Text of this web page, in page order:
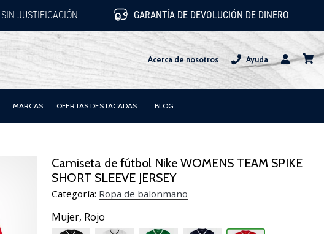
SIN JUSTIFICACIÓN GARANTÍA DE DEVOLUCIÓN DE DINERO
Acerca de nosotros
Ayuda
Usuario
MARCAS OFERTAS DESTACADAS BLOG
Camiseta de fútbol Nike WOMENS TEAM SPIKE
SHORT SLEEVE JERSEY
Categoría: Ropa de balonmano
Mujer, Rojo